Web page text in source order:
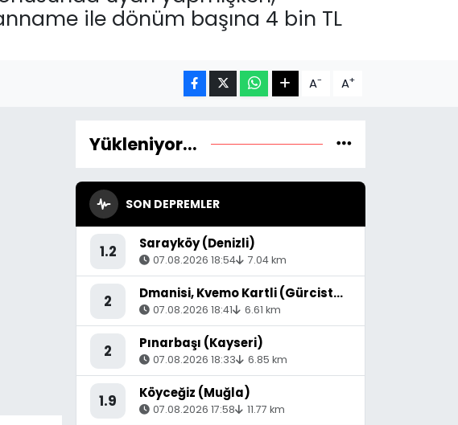
ile dönüm başına 4 bin TL
A- A+
Yükleniyor...
SON DEPREMLER
1.2 Sarayköy (Denizli)
07.08.2026 18:54 7.04 km
2 Dmanisi, Kvemo Kartli (Gürcistan) - [53.36 km] Akyaka (Kars)
07.08.2026 18:41 6.61 km
2 Pınarbaşı (Kayseri)
07.08.2026 18:33 6.85 km
1.9 Köyceğiz (Muğla)
07.08.2026 17:58 11.77 km